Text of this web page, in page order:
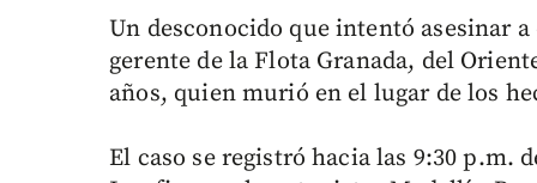
Un desconocido que intentó asesinar
gerente de la Flota Granada, del
años, quien murió en el lugar de los
El caso se registró hacia las 9:30 p.m.